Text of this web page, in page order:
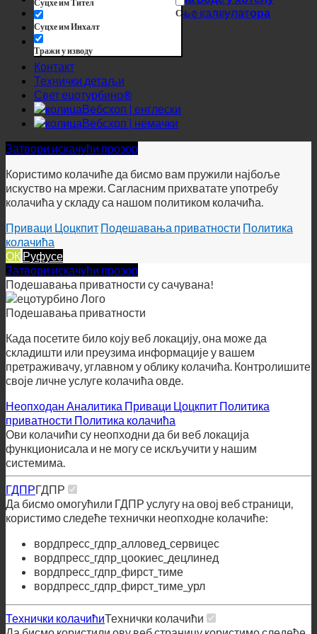
Суцхе им Тител
Суцхе им Инхалт
Тражи у изводу
Суцхе ин Беитраген
Чување калкулатора
Контакт
Технички детаљи
Свет ецотурбино®
Вебсхоп | енглески
Вебсхоп | немачки
Затвори искачући прозор
Користимо колачиће да бисмо вам пружили најбоље
искуство на мрежи. Сагласним прихватате употребу
колачића у складу са нашом политиком колачића.
Приваци Цоцкпит Подешавања приватности Политика
колачића
ОК Руфусе
Затвори искачући прозор
Подешавања приватности су сачувана!
Подешавања приватности
Када посетите било коју веб локацију, она може да
складишти или преузима информације у вашем
претраживачу, углавном у облику колачића. Контролишите
своје личне услуге колачића овде.
Неопходан Аналитика Приваци Цоцкпит Политика
приватности Политика колачића
Ови колачићи су неопходни да би веб локација
функционисала и не могу се искључити у нашим
системима.
ГДПРГДПР
Да бисмо омогућили ГДПР услугу на овој веб страници,
користимо следеће технички неопходне колачиће:
вордпресс_гдпр_алловед_сервицес
вордпресс_гдпр_цоокиес_децлинед
вордпресс_гдпр_фирст_тиме
вордпресс_гдпр_фирст_тиме_урл
Технички колачићиТехнички колачићи